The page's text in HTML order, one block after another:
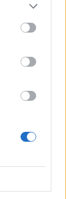
karanie
uczuciem
Podmiot
w
się „że na
na celu